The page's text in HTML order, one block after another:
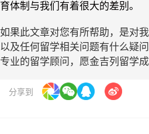
育体制与我们有着很大的差别。
如果此文章对您有所帮助，是对
以及任何留学相关问题有什么疑
专业的留学顾问，愿金吉列留学
分享到